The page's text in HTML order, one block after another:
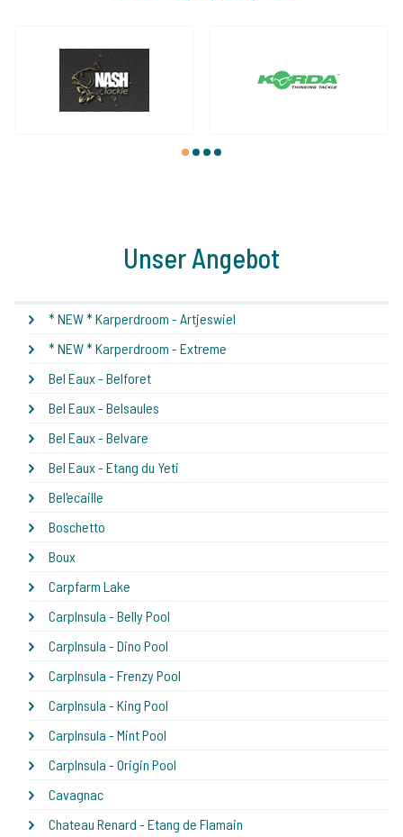
1 2 3 4
Unser Angebot
* NEW * Karperdroom - Artjeswiel
* NEW * Karperdroom - Extreme
Bel Eaux - Belforet
Bel Eaux - Belsaules
Bel Eaux - Belvare
Bel Eaux - Etang du Yeti
Bel'ecaille
Boschetto
Boux
Carpfarm Lake
CarpInsula - Belly Pool
CarpInsula - Dino Pool
CarpInsula - Frenzy Pool
CarpInsula - King Pool
CarpInsula - Mint Pool
CarpInsula - Origin Pool
Cavagnac
Chateau Renard - Etang de Flamain